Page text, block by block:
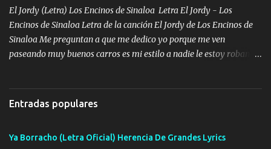
encierra princesa tu sabes que nunca saldras de mi mente Ella era
la peligro...
El Jordy (Letra) Los Encinos de Sinaloa Letra El Jordy - Los
Encinos de Sinaloa Letra de la canción El Jordy de Los Encinos de
Sinaloa Me preguntan a que me dedico yo porque me ven
paseando muy buenos carros es mi estilo a nadie le estoy robando
miraban trabajando la escuela dejé el dinero estaba escaso Mi
familia que nunca les falte nada es la gran razón que a diario me
mi esposa no se ra'ja Música Me rodearon y la puerta me
Entradas populares
Ya Borracho (Letra Oficial) Herencia De Grandes Lyrics